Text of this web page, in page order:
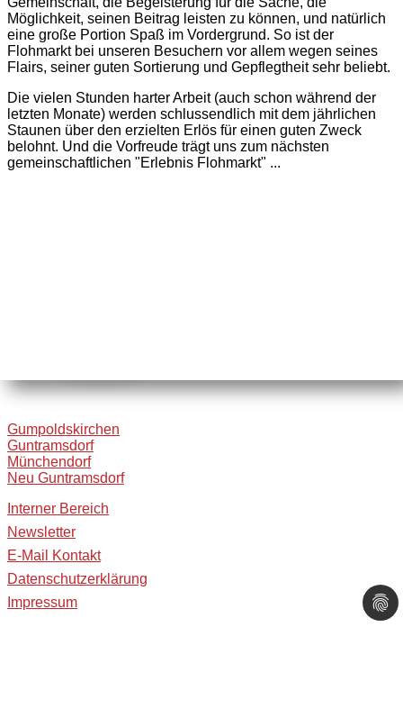
Möglichkeit, seinen Beitrag leisten zu können, und natürlich
eine große Portion Spaß im Vordergrund. So ist der
Flohmarkt bei unseren Besuchern vor allem wegen seines
Flairs, seiner guten Sortierung und Gepflegtheit sehr beliebt.
Die vielen Stunden harter Arbeit (auch schon während der
letzten Monate) werden schlussendlich mit dem jährlichen
Staunen über den erzielten Erlös für einen guten Zweck
belohnt. Und die Vorfreude trägt uns zum nächsten
gemeinschaftlichen "Erlebnis Flohmarkt" ...
Gumpoldskirchen
Guntramsdorf
Münchendorf
Neu Guntramsdorf
Interner Bereich
Newsletter
E-Mail Kontakt
Datenschutzerklärung
Impressum